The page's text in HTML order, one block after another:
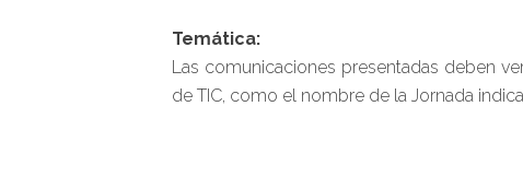
Temática:
Las comunicaciones presentadas deben
de TIC, como el nombre de la Jornada